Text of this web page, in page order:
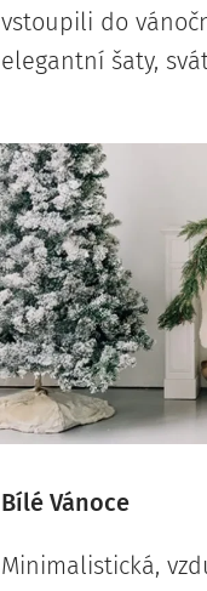
vstoupili do
elegantní šaty,
Bílé Vánoce
Minimalistická,